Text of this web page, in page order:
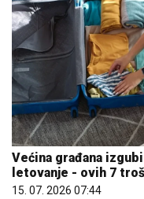
Većina građana
letovanje - ovih 7
15. 07. 2026 07:44